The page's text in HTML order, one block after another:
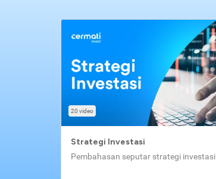
20 video
Strategi Investasi
Pembahasan seputar strategi investasi